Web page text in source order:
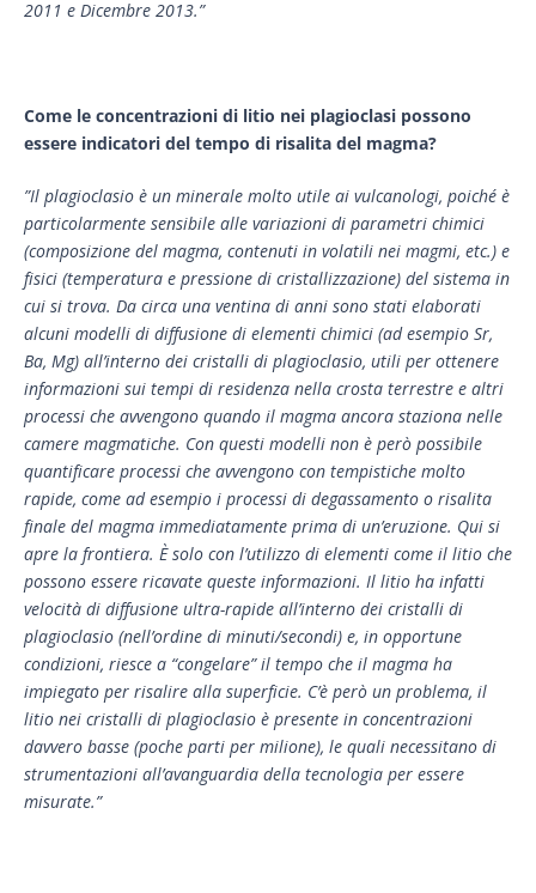
2011 e Dicembre 2013.”
Come le concentrazioni di litio nei plagioclasi possono
essere indicatori del tempo di risalita del magma?
”Il plagioclasio è un minerale molto utile ai vulcanologi, poiché è
particolarmente sensibile alle variazioni di parametri chimici
(composizione del magma, contenuti in volatili nei magmi, etc.) e
fisici (temperatura e pressione di cristallizzazione) del sistema in
cui si trova. Da circa una ventina di anni sono stati elaborati
alcuni modelli di diffusione di elementi chimici (ad esempio Sr,
Ba, Mg) all’interno dei cristalli di plagioclasio, utili per ottenere
informazioni sui tempi di residenza nella crosta terrestre e altri
processi che avvengono quando il magma ancora staziona nelle
camere magmatiche. Con questi modelli non è però possibile
quantificare processi che avvengono con tempistiche molto
rapide, come ad esempio i processi di degassamento o risalita
finale del magma immediatamente prima di un’eruzione. Qui si
apre la frontiera. È solo con l’utilizzo di elementi come il litio che
possono essere ricavate queste informazioni. Il litio ha infatti
velocità di diffusione ultra-rapide all’interno dei cristalli di
plagioclasio (nell’ordine di minuti/secondi) e, in opportune
condizioni, riesce a “congelare” il tempo che il magma ha
impiegato per risalire alla superficie. C’è però un problema, il
litio nei cristalli di plagioclasio è presente in concentrazioni
davvero basse (poche parti per milione), le quali necessitano di
strumentazioni all’avanguardia della tecnologia per essere
misurate.”